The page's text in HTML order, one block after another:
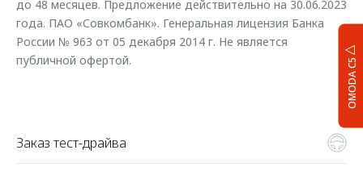
OMODA C5
до 48 месяцев. Предложение действительно на 30.06.2023
года. ПАО «Совкомбанк». Генеральная лицензия Банка
России № 963 от 05 декабря 2014 г. Не является
публичной офертой.
Заказ тест-драйва